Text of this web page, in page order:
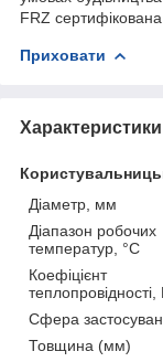
FRZ сертифiкована
Приховати
Характеристики
Діаметр, мм
Діапазон робочих
температур, °С
Коефіцієнт
Сфера
Товщина (мм)